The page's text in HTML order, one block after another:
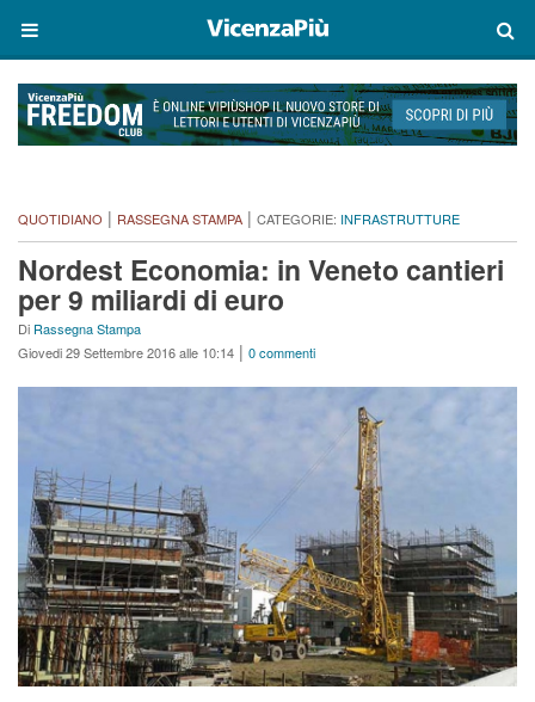
QUOTIDIANO | RASSEGNA STAMPA | CATEGORIE: INFRASTRUTTURE
Nordest Economia: in Veneto cantieri
per 9 miliardi di euro
Di Rassegna Stampa
Giovedi 29 Settembre 2016 alle 10:14 | 0 commenti